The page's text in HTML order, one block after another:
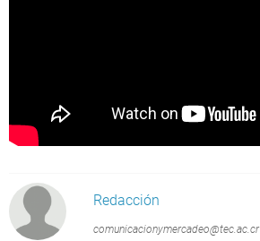
Redacción
comunicacionymercadeo@tec.ac.cr